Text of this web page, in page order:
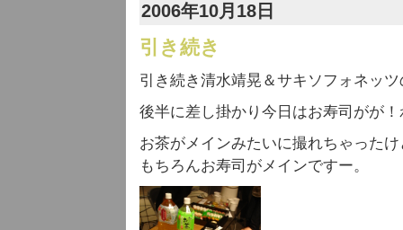
2006年10月18日
引き続き
引き続き清水靖晃＆サキソフォネッ
後半に差し掛かり今日はお寿司がが
お茶がメインみたいに撮れちゃったけ
もちろんお寿司がメインですー。